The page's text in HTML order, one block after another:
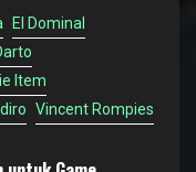
El Dominal
Item
Vincent Rompies